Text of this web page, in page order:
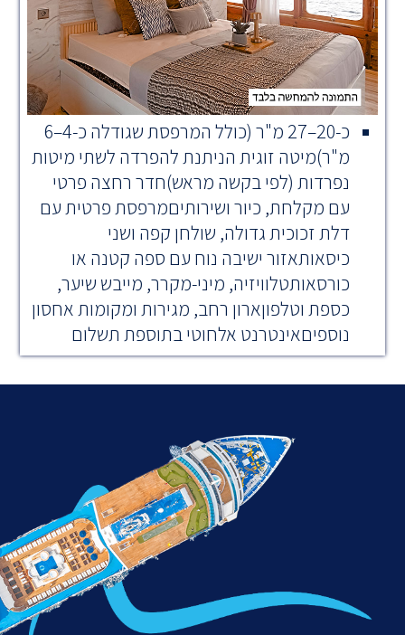
כ-20–27 מ"ר (כולל המרפסת שגודלה כ-4–6
מ"ר)מיטה זוגית הניתנת להפרדה לשתי מיטות
נפרדות (לפי בקשה מראש)חדר רחצה פרטי
עם מקלחת, כיור ושירותיםמרפסת פרטית עם
דלת זכוכית גדולה, שולחן קפה ושני
כיסאותאזור ישיבה נוח עם ספה קטנה או
כורסאותטלוויזיה, מיני-מקרר, מייבש שיער,
כספת וטלפוןארון רחב, מגירות ומקומות אחסון
נוספיםאינטרנט אלחוטי בתוספת תשלום